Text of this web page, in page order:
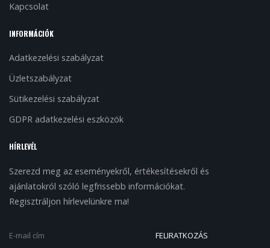
Kapcsolat
INFORMÁCIÓK
Adatkezelési szabályzat
Üzletszabályzat
Sütikezelési szabályzat
GDPR adatkezelési eszközök
HÍRLEVÉL
Szerezd meg az eseményekről, értékesítésekről és
ajánlatokról szóló legfrissebb információkat.
Regisztráljon hírlevelünkre ma!